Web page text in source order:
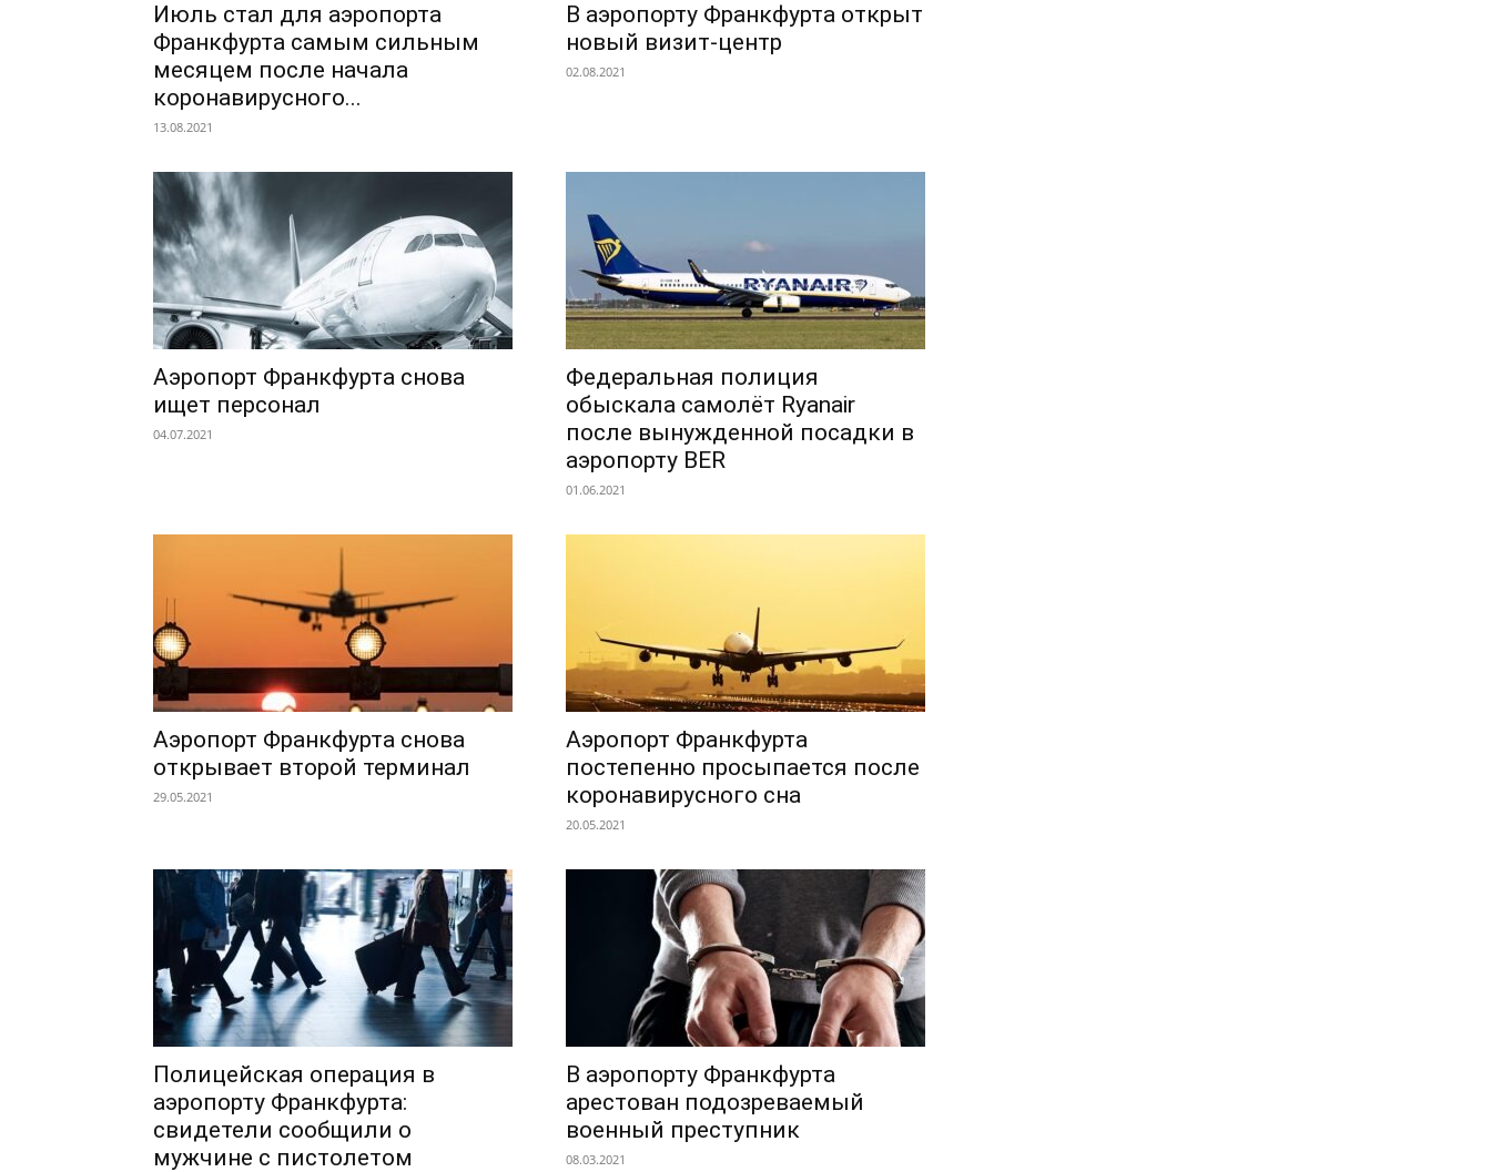
Июль стал для аэропорта
Франкфурта самым сильным
месяцем после начала
коронавирусного...
13.08.2021
В аэропорту Франкфурта открыт
новый визит-центр
02.08.2021
Аэропорт Франкфурта снова
ищет персонал
04.07.2021
Федеральная полиция
обыскала самолёт Ryanair
после вынужденной посадки в
аэропорту BER
01.06.2021
Аэропорт Франкфурта снова
открывает второй терминал
29.05.2021
Аэропорт Франкфурта
постепенно просыпается после
коронавирусного сна
20.05.2021
Полицейская операция в
аэропорту Франкфурта:
свидетели сообщили о
мужчине с пистолетом
В аэропорту Франкфурта
арестован подозреваемый
военный преступник
08.03.2021